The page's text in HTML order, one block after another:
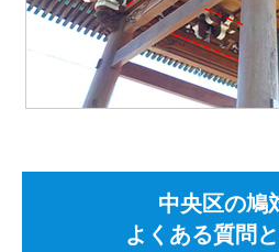
中央区の鳩
よくある質問